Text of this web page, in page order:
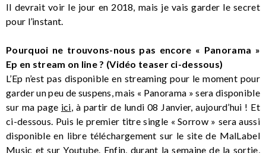
Il devrait voir le jour en 2018, mais je vais garder le secret
pour l’instant.
Pourquoi ne trouvons-nous pas encore « Panorama »
Ep en stream on line ? (Vidéo teaser ci-dessous)
L’Ep n’est pas disponible en streaming pour le moment pour
garder un peu de suspens, mais « Panorama » sera disponible
sur ma page ici, à partir de lundi 08 Janvier, aujourd’hui ! Et
ci-dessous. Puis le premier titre single « Sorrow » sera aussi
disponible en libre téléchargement sur le site de MalLabel
Music et sur Youtube. Enfin, durant la semaine de la sortie,